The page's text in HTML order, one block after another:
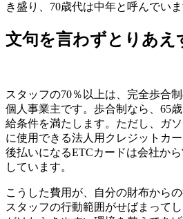
き盛り、70歳代は中年と呼んでいま
文句を言わずとりあえ
スタッフの70％以上は、完全歩合
個人事業主です。歩合制なら、65
給条件を満たします。ただし、ガ
に使用できる法人用クレジットカ
後払いになるETCカードは会社か
しています。
こうした費用が、自分の財布から
スタッフの行動範囲がせばまって